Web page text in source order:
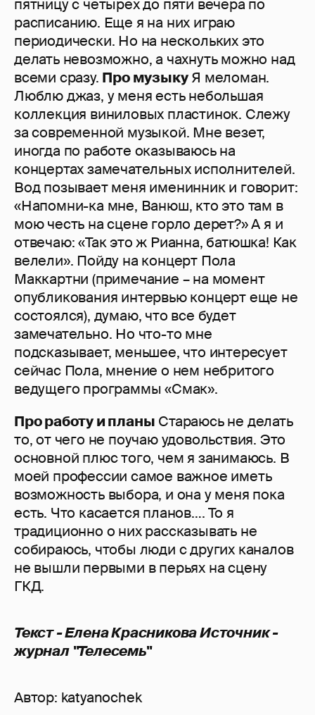
пятницу с четырех до пяти вечера по
расписанию. Еще я на них играю
периодически. Но на нескольких это
делать невозможно, а чахнуть можно над
всеми сразу. Про музыкуЯ меломан.
Люблю джаз, у меня есть небольшая
коллекция виниловых пластинок. Слежу
за современной музыкой. Мне везет,
иногда по работе оказываюсь на
концертах замечательных исполнителей.
Вод позывает меня именинник и говорит:
«Напомни-ка мне, Ванюш, кто это там в
мою честь на сцене горло дерет?» А я и
отвечаю: «Так это ж Рианна, батюшка! Как
велели». Пойду на концерт Пола
Маккартни (примечание – на момент
опубликования интервью концерт еще не
состоялся), думаю, что все будет
замечательно. Но что-то мне
подсказывает, меньшее, что интересует
сейчас Пола, мнение о нем небритого
ведущего программы «Смак».
Про работу и планы Стараюсь не делать
то, от чего не поучаю удовольствия. Это
основной плюс того, чем я занимаюсь. В
моей профессии самое важное иметь
возможность выбора, и она у меня пока
есть. Что касается планов…. То я
традиционно о них рассказывать не
собираюсь, чтобы люди с других каналов
не вышли первыми в перьях на сцену
ГКД.
Текст - Елена Красникова Источник -
журнал "Телесемь"
Автор: katyanochek